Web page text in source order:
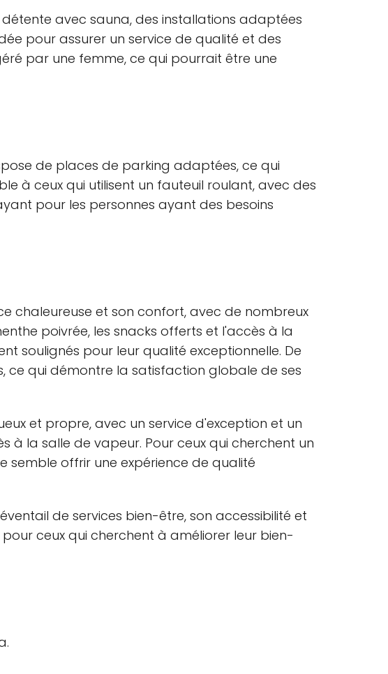
avec sauna, des installations adaptées
pour assurer un service de qualité et des
par une femme, ce qui pourrait être une
de places de parking adaptées, ce qui
à ceux qui utilisent un fauteuil roulant, avec des
pour les personnes ayant des besoins
chaleureuse et son confort, avec de nombreux
poivrée, les snacks offerts et l'accès à la
soulignés pour leur qualité exceptionnelle. De
ce qui démontre la satisfaction globale de ses
et propre, avec un service d'exception et un
à la salle de vapeur. Pour ceux qui cherchent un
semble offrir une expérience de qualité
de services bien-être, son accessibilité et
ceux qui cherchent à améliorer leur bien-